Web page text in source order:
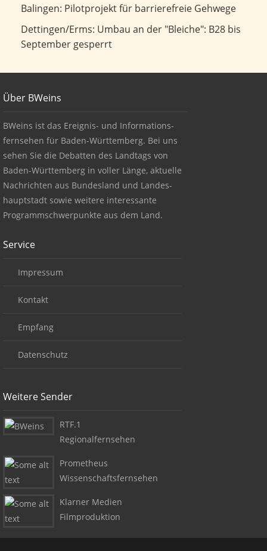
Pilotprojekt für barrierefreie Gehwege
Balingen: Pilotprojekt für barrierefreie Gehwege
Umbau an der "Bleiche": B28 bis September gesperrt
Dettingen/Erms: Umbau an der "Bleiche": B28 bis
September gesperrt
About BWeins
Über BWeins
BWeins ist das Ereignis- und Informations-
fernsehen für Baden-Württemberg. Bei uns
sehen Sie die Debatten des Landtags von
Baden-Württemberg in voller Länge, aktuelle
Nachrichten aus Bundesland und Landes-
hauptstadt sowie weitere interessante
Programmschwerpunkte aus dem Land.
Service
Impressum
Kontakt
Empfang
Datenschutz
Weitere Sender
RTF.1
Regionalfernsehen
Prometheus
Wissenschaftsfernsehen
Klarner Medien
Filmproduktion